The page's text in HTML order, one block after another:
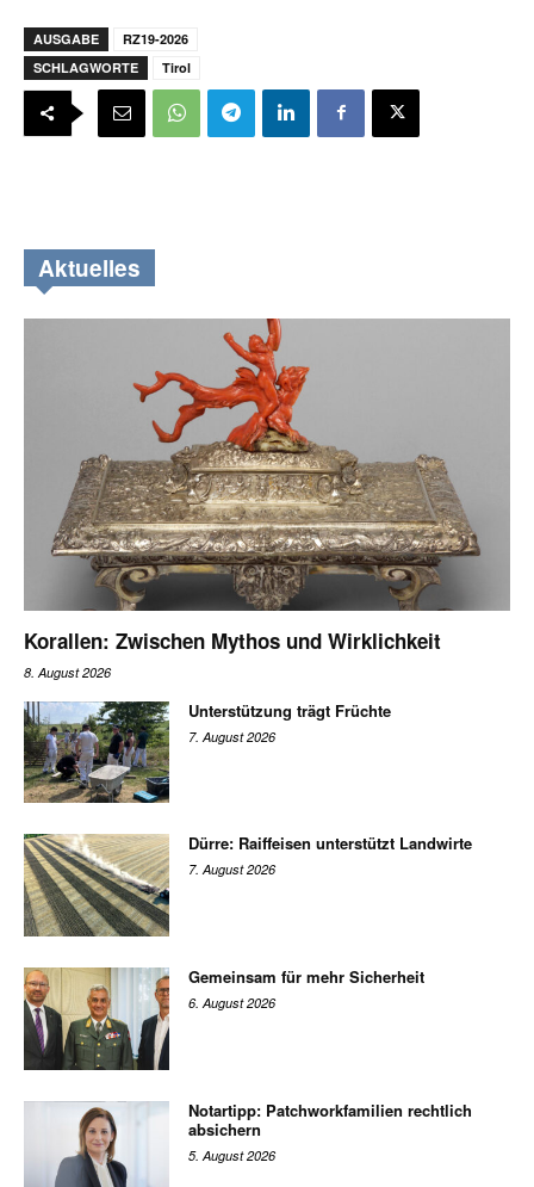
AUSGABE
RZ19-2026
SCHLAGWORTE
Tirol
Aktuelles
Korallen: Zwischen Mythos und Wirklichkeit
8. August 2026
Unterstützung trägt Früchte
7. August 2026
Dürre: Raiffeisen unterstützt Landwirte
7. August 2026
Gemeinsam für mehr Sicherheit
6. August 2026
Notartipp: Patchworkfamilien rechtlich
absichern
5. August 2026